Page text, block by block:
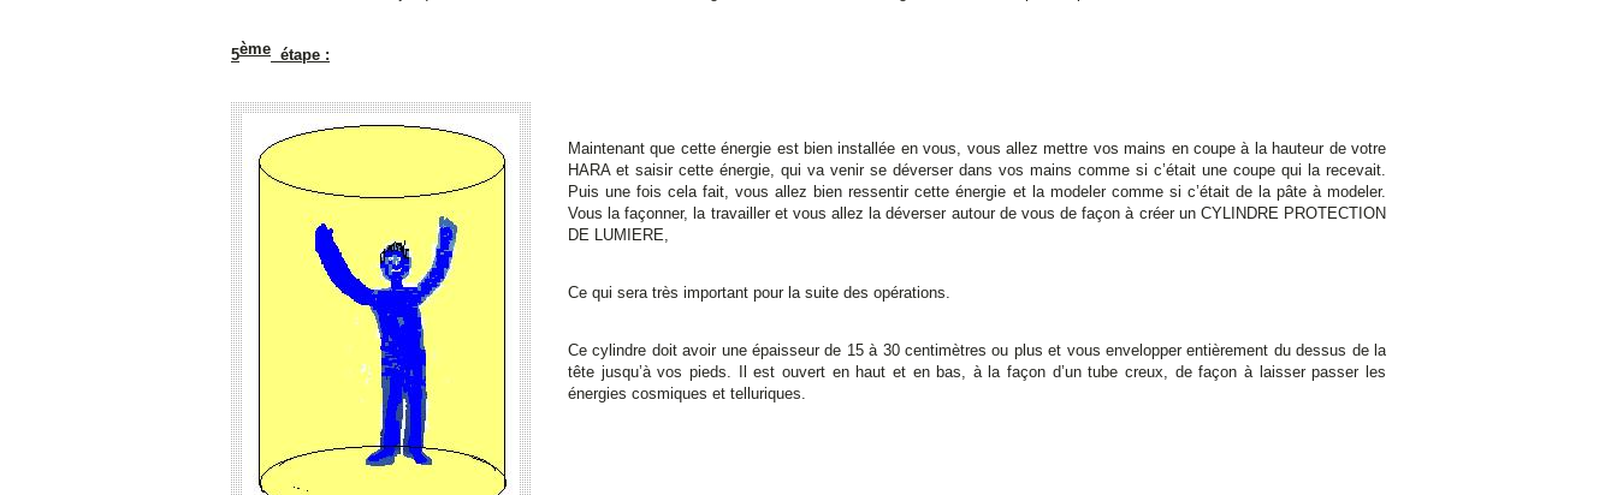
5ème étape :
Maintenant que cette énergie est bien installée en vous, vous allez mettre vos mains en coupe à la hauteur de votre
HARA et saisir cette énergie, qui va venir se déverser dans vos mains comme si c’était une coupe qui la recevait.
Puis une fois cela fait, vous allez bien ressentir cette énergie et la modeler comme si c’était de la pâte à modeler.
Vous la façonner, la travailler et vous allez la déverser autour de vous de façon à créer un CYLINDRE PROTECTION
DE LUMIERE,
Ce qui sera très important pour la suite des opérations.
Ce cylindre doit avoir une épaisseur de 15 à 30 centimètres ou plus et vous envelopper entièrement du dessus de la
tête jusqu’à vos pieds. Il est ouvert en haut et en bas, à la façon d’un tube creux, de façon à laisser passer les
énergies cosmiques et telluriques.